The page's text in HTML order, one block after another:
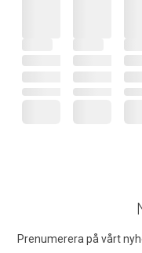
Prenumerera på vårt